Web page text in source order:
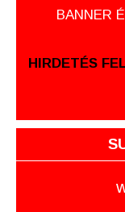
BANNER
HIRDETÉS